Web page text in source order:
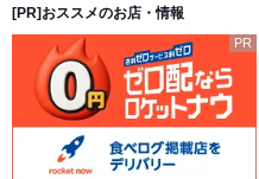
[PR]おススメのお店・情報
PR